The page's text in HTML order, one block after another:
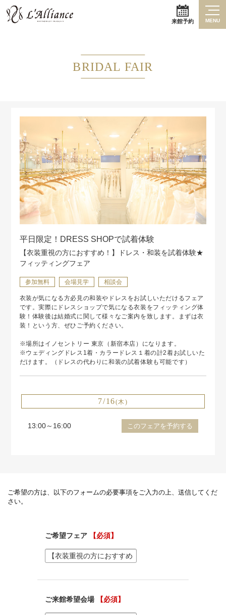
来館予約 MENU
BRIDAL FAIR
平日限定！DRESS SHOPで試着体験
【衣装重視の方におすすめ！】ドレス・和装を試着体験★
フィッティングフェア
参加無料 会場見学 相談会
衣装が気になる方必見の和装やドレスをお試しいただけるフェア
です。実際にドレスショップで気になる衣装をフィッティング体
験！体験後は結婚式に関して様々なご案内を致します。まずは衣
装！という方、ぜひご予約ください。
※場所はイノセントリー 東京（新宿本店）になります。
※ウェディングドレス1着・カラードレス１着の計2着お試しいた
だけます。（ドレスの代わりに和装の試着体験も可能です）
7/16(木)
13:00～16:00 このフェアを予約する